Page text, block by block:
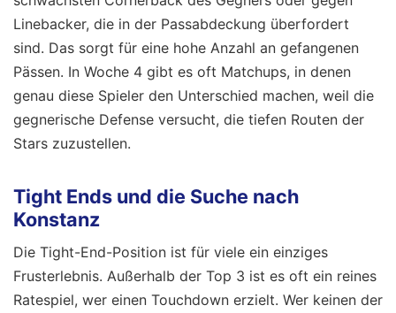
Linebacker, die in der Passabdeckung überfordert
sind. Das sorgt für eine hohe Anzahl an gefangenen
Pässen. In Woche 4 gibt es oft Matchups, in denen
genau diese Spieler den Unterschied machen, weil die
gegnerische Defense versucht, die tiefen Routen der
Stars zuzustellen.
Tight Ends und die Suche nach
Konstanz
Die Tight-End-Position ist für viele ein einziges
Frusterlebnis. Außerhalb der Top 3 ist es oft ein reines
Ratespiel, wer einen Touchdown erzielt. Wer keinen der